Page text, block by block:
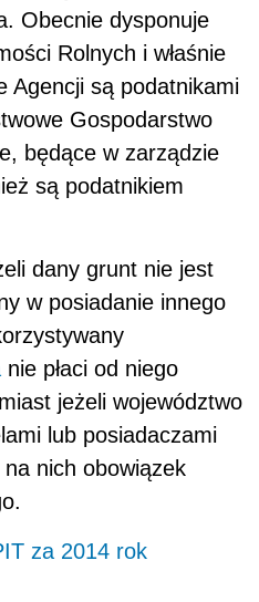
Obecnie dysponuje
Rolnych i właśnie
Agencji są podatnikami
Gospodarstwo
będące w zarządzie
są podatnikiem
dany grunt nie jest
w posiadanie innego
nie płaci od niego
jeżeli województwo
lub posiadaczami
nich obowiązek
za 2014 rok